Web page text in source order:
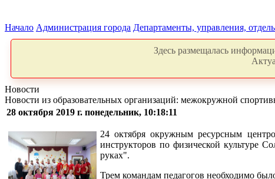
Начало Администрация города Департаменты, управления,
Здесь размещалась
Новости
Новости из образовательных организаций: межокружной
28 октября 2019 г. понедельник, 10:18:11
24 октября окружным ресурсным
инструкторов по физической культуре
руках".
Трем командам педагогов необходимо